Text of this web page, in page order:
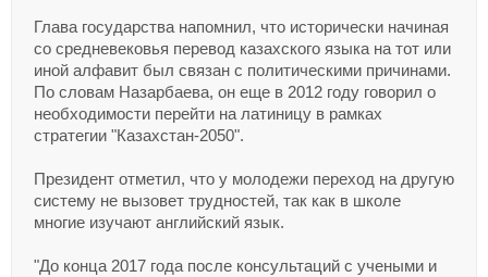
Глава государства напомнил, что исторически начиная
со средневековья перевод казахского языка на тот или
иной алфавит был связан с политическими причинами.
По словам Назарбаева, он еще в 2012 году говорил о
необходимости перейти на латиницу в рамках
стратегии "Казахстан-2050".
Президент отметил, что у молодежи переход на другую
систему не вызовет трудностей, так как в школе
многие изучают английский язык.
"До конца 2017 года после консультаций с учеными и